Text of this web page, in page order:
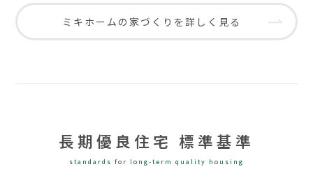
ミキホームの家づくりを詳しく見る
長期優良住宅 標準基準
standards for long-term quality housing